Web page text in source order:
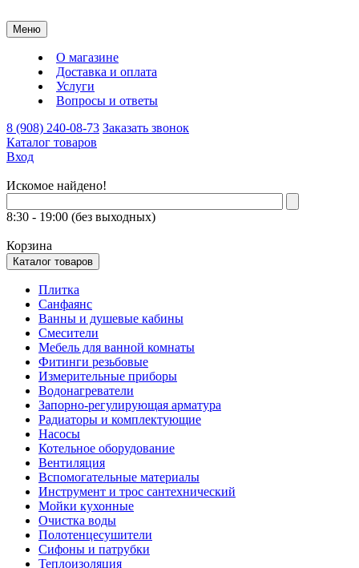
Меню
О магазине
Доставка и оплата
Услуги
Вопросы и ответы
8 (908) 240-08-73 Заказать звонок
Каталог товаров
Вход
Искомое найдено!
8:30 - 19:00 (без выходных)
Корзина
Каталог товаров
Плитка
Санфаянс
Ванны и душевые кабины
Смесители
Мебель для ванной комнаты
Фитинги резьбовые
Измерительные приборы
Водонагреватели
Запорно-регулирующая арматура
Радиаторы и комплектующие
Насосы
Котельное оборудование
Вентиляция
Вспомогательные материалы
Инструмент и трос сантехнический
Мойки кухонные
Очистка воды
Полотенцесушители
Сифоны и патрубки
Теплоизоляция